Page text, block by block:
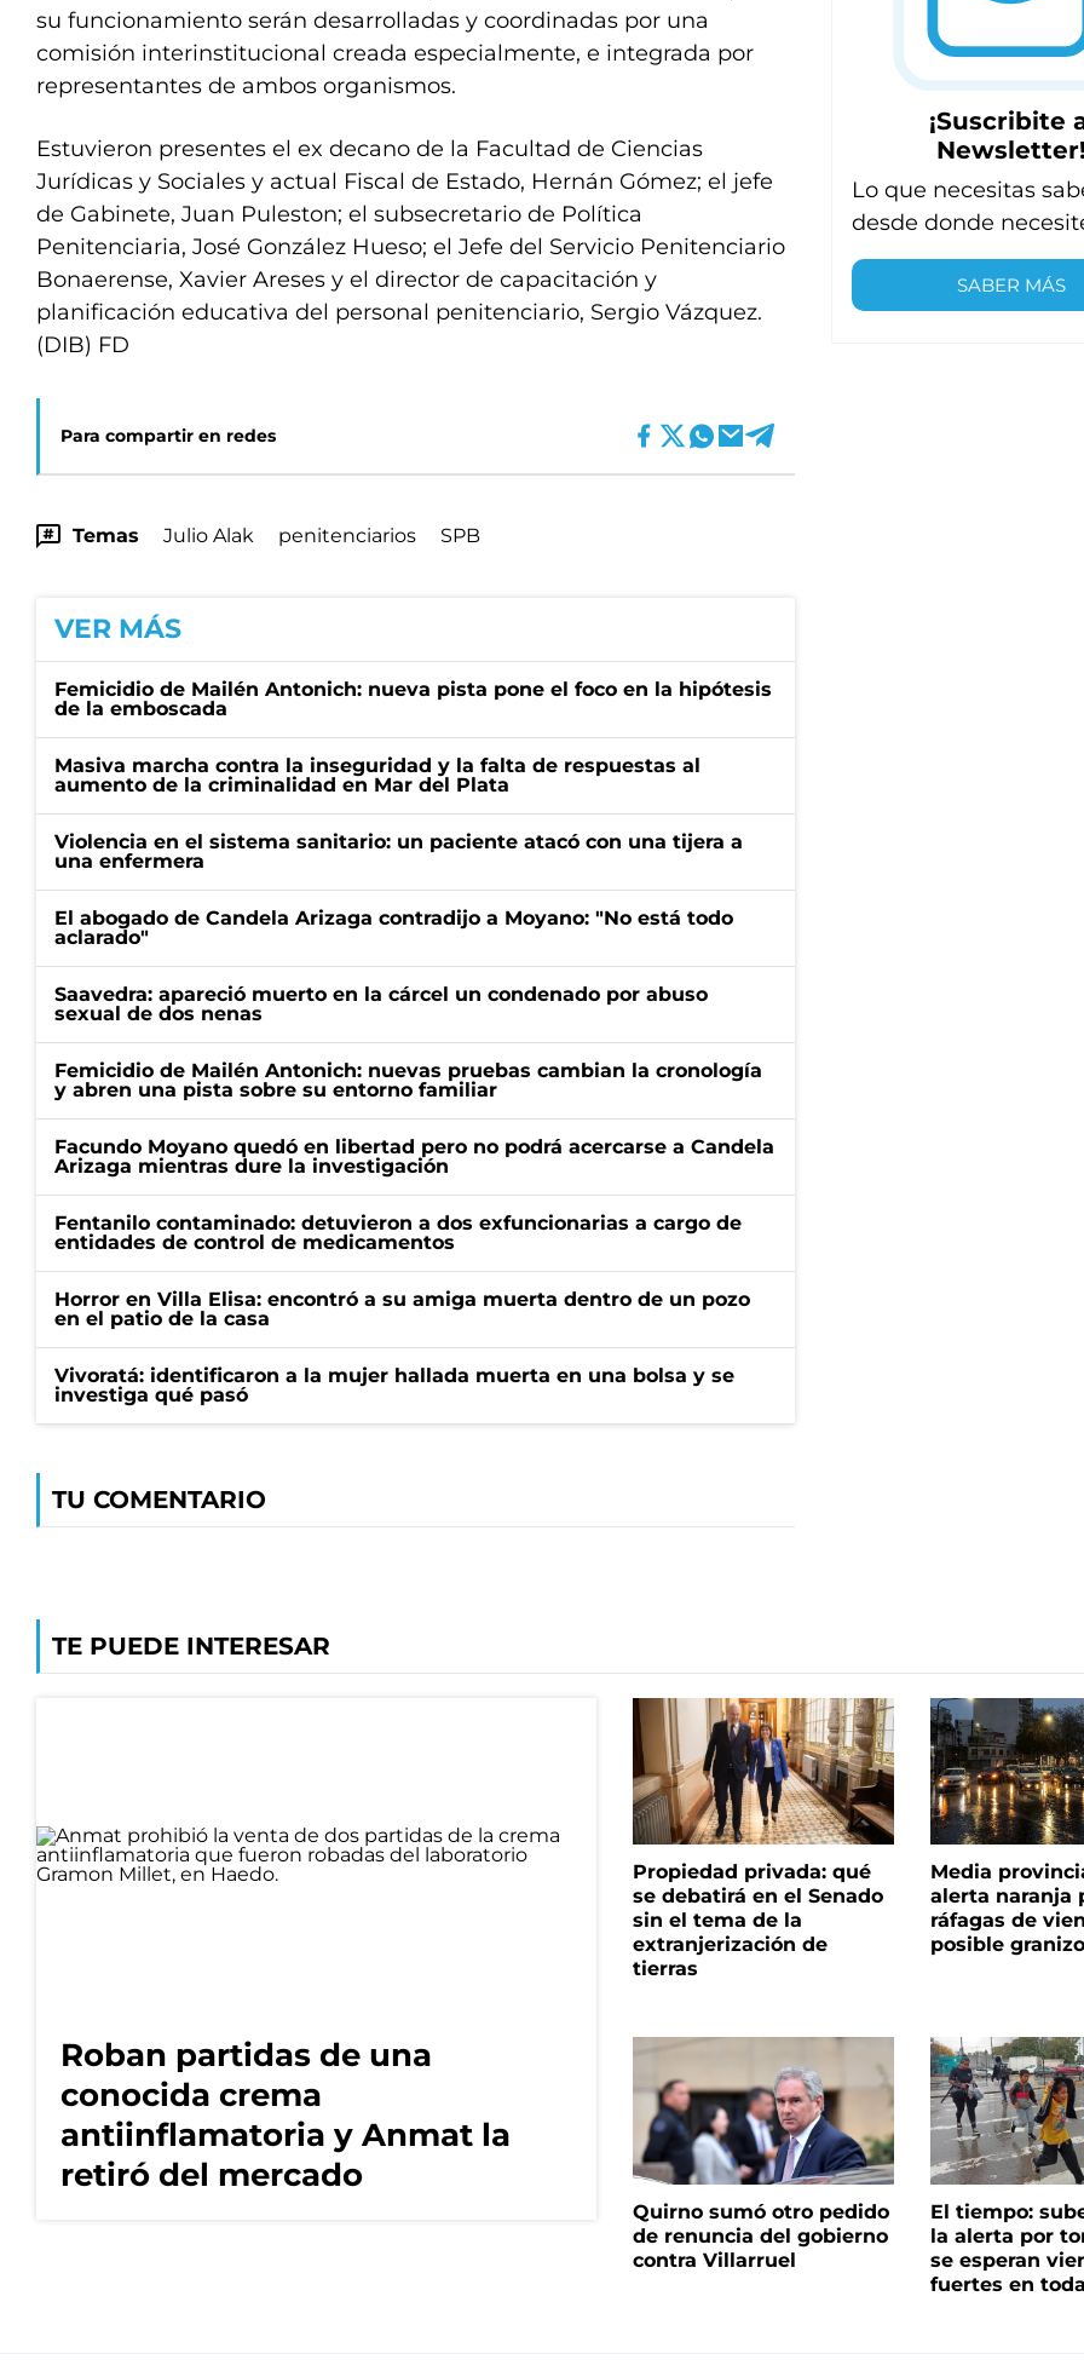
su funcionamiento serán desarrolladas y coordinadas por una
comisión interinstitucional creada especialmente, e integrada por
representantes de ambos organismos.
Estuvieron presentes el ex decano de la Facultad de Ciencias
Jurídicas y Sociales y actual Fiscal de Estado, Hernán Gómez; el jefe
de Gabinete, Juan Puleston; el subsecretario de Política
Penitenciaria, José González Hueso; el Jefe del Servicio Penitenciario
Bonaerense, Xavier Areses y el director de capacitación y
planificación educativa del personal penitenciario, Sergio Vázquez.
(DIB) FD
Para compartir en redes
Temas Julio Alak penitenciarios SPB
VER MÁS
Femicidio de Mailén Antonich: nueva pista pone el foco en la hipótesis
de la emboscada
Masiva marcha contra la inseguridad y la falta de respuestas al
aumento de la criminalidad en Mar del Plata
Violencia en el sistema sanitario: un paciente atacó con una tijera a
una enfermera
El abogado de Candela Arizaga contradijo a Moyano: "No está todo
aclarado"
Saavedra: apareció muerto en la cárcel un condenado por abuso
sexual de dos nenas
Femicidio de Mailén Antonich: nuevas pruebas cambian la cronología
y abren una pista sobre su entorno familiar
Facundo Moyano quedó en libertad pero no podrá acercarse a Candela
Arizaga mientras dure la investigación
Fentanilo contaminado: detuvieron a dos exfuncionarias a cargo de
entidades de control de medicamentos
Horror en Villa Elisa: encontró a su amiga muerta dentro de un pozo
en el patio de la casa
Vivoratá: identificaron a la mujer hallada muerta en una bolsa y se
investiga qué pasó
TU COMENTARIO
¡Suscribite
Lo que necesitas
desde donde
SABER MÁS
TE PUEDE INTERESAR
Roban partidas de una
conocida crema
antiinflamatoria y Anmat la
retiró del mercado
Propiedad privada: qué
se debatirá en el Senado
sin el tema de la
extranjerización de
tierras
Media
alerta naranja
ráfagas de
posible
Quirno sumó otro pedido
de renuncia del gobierno
contra Villarruel
El tiempo:
la alerta por
se esperan
fuertes en